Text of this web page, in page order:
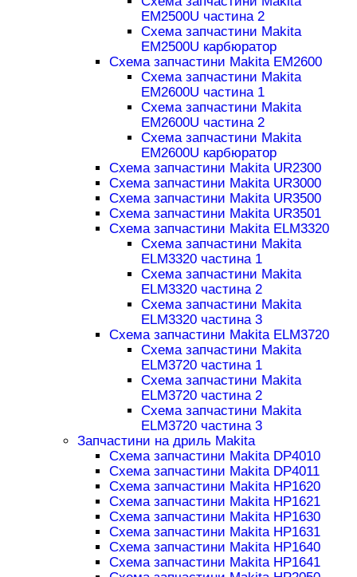
EM2500U частина 2
Схема запчастини Makita
EM2500U карбюратор
Схема запчастини Makita EM2600
Схема запчастини Makita
EM2600U частина 1
Схема запчастини Makita
EM2600U частина 2
Схема запчастини Makita
EM2600U карбюратор
Схема запчастини Makita UR2300
Схема запчастини Makita UR3000
Схема запчастини Makita UR3500
Схема запчастини Makita UR3501
Схема запчастини Makita ELM3320
Схема запчастини Makita
ELM3320 частина 1
Схема запчастини Makita
ELM3320 частина 2
Схема запчастини Makita
ELM3320 частина 3
Схема запчастини Makita ELM3720
Схема запчастини Makita
ELM3720 частина 1
Схема запчастини Makita
ELM3720 частина 2
Схема запчастини Makita
ELM3720 частина 3
Запчастини на дриль Makita
Схема запчастини Makita DP4010
Схема запчастини Makita DP4011
Схема запчастини Makita HP1620
Схема запчастини Makita HP1621
Схема запчастини Makita HP1630
Схема запчастини Makita HP1631
Схема запчастини Makita HP1640
Схема запчастини Makita HP1641